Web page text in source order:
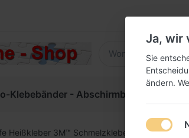
Klebebänder - Abschirmbänder -
Heißkleber 3M™ Schmelzkleber und
Ja, wir
Sie
ändern.